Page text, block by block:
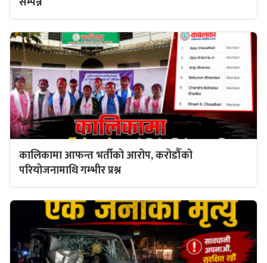
कालिकामा आफन्त भर्तीको आरोप, करोडौँको
परियोजनामाथि गम्भीर प्रश्न